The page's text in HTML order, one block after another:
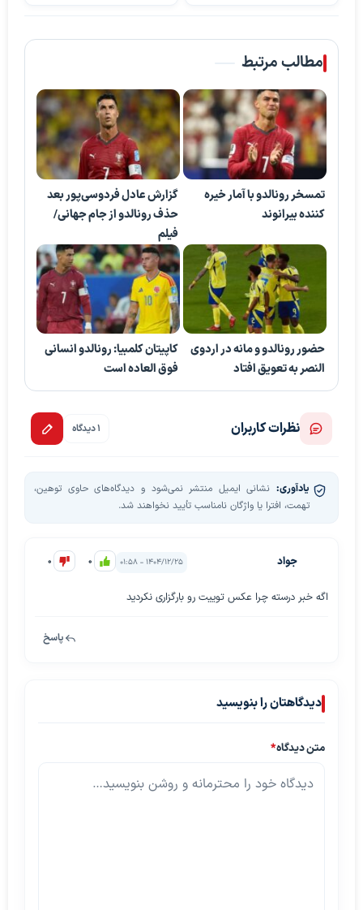
مطالب مرتبط
تمسخر رونالدو با آمار خیره
کننده بیرانوند
گزارش عادل فردوسی‌پور بعد
حذف رونالدو از جام جهانی/
فیلم
حضور رونالدو و مانه در اردوی
النصر به تعویق افتاد
کاپیتان کلمبیا: رونالدو انسانی
فوق العاده است
نظرات کاربران 1 دیدگاه
یادآوری: نشانی ایمیل منتشر نمی‌شود و دیدگاه‌های حاوی توهین،
تهمت، افترا یا واژگان نامناسب تأیید نخواهند شد.
جواد ۱۴۰۴/۱۲/۲۵ - ۰۱:۵۸ 0
0
اگه خبر درسته چرا عکس توییت رو بارگزاری نکردید
پاسخ
دیدگاهتان را بنویسید
متن دیدگاه*